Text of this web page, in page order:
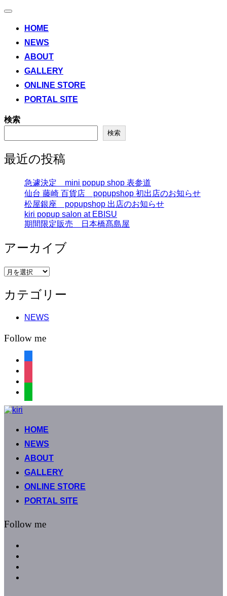
ナ
HOME
NEWS
ABOUT
GALLERY
ONLINE STORE
PORTAL SITE
検索
検索
最近の投稿
急遽決定 mini popup shop 表参道
仙台 藤崎 百貨店 popupshop 初出店のお知らせ
松屋銀座 popupshop 出店のお知らせ
kiri popup salon at EBISU
期間限定販売 日本橋髙島屋
アーカイブ
ア
カ
イ
カテゴリー
NEWS
Follow me
コ
HOME
NEWS
ABOUT
GALLERY
ONLINE STORE
PORTAL SITE
Follow me